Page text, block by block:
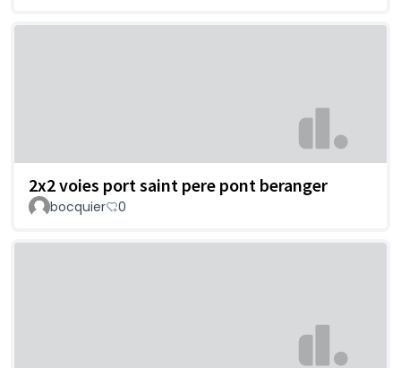
2x2 voies port saint pere pont beranger
bocquier 0